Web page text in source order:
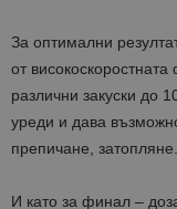
За оптимални
от
различни закуски до
уреди и дава
препичане, затопляне.
И като за финал –